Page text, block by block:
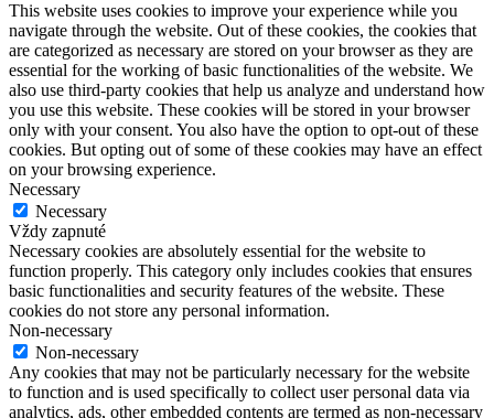
This website uses cookies to improve your experience while you
navigate through the website. Out of these cookies, the cookies that
are categorized as necessary are stored on your browser as they are
essential for the working of basic functionalities of the website. We
also use third-party cookies that help us analyze and understand how
you use this website. These cookies will be stored in your browser
only with your consent. You also have the option to opt-out of these
cookies. But opting out of some of these cookies may have an effect
on your browsing experience.
Necessary
Necessary
Vždy zapnuté
Necessary cookies are absolutely essential for the website to
function properly. This category only includes cookies that ensures
basic functionalities and security features of the website. These
cookies do not store any personal information.
Non-necessary
Non-necessary
Any cookies that may not be particularly necessary for the website
to function and is used specifically to collect user personal data via
analytics, ads, other embedded contents are termed as non-necessary